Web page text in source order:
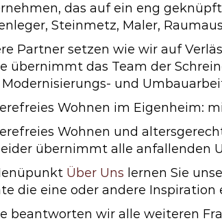
das auf ein eng
Steinmetz, Maler,
Partner setzen wie wir auf
übernimmt das Team der
Modernisierungs- und
Wohnen im Eigenheim:
Wohnen und
übernimmt alle anfallenden
Über Uns lernen Sie
die eine oder andere Inspiration
beantworten wir alle weiteren